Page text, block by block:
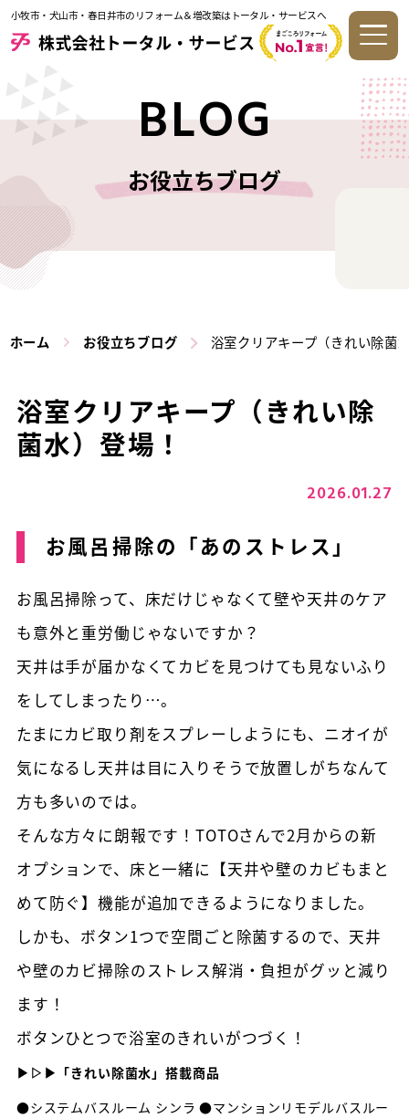
小牧市・犬山市・春日井市のリフォーム＆増改築はトータル・サービスへ
BLOG
お役立ちブログ
ホーム お役立ちブログ 浴室クリアキープ（きれい除菌
浴室クリアキープ（きれい除
菌水）登場！
2026.01.27
お風呂掃除の「あのストレス」
お風呂掃除って、床だけじゃなくて壁や天井のケア
も意外と重労働じゃないですか？
天井は手が届かなくてカビを見つけても見ないふり
をしてしまったり…。
たまにカビ取り剤をスプレーしようにも、ニオイが
気になるし天井は目に入りそうで放置しがちなんて
方も多いのでは。
そんな方々に朗報です！TOTOさんで2月からの新
オプションで、床と一緒に【天井や壁のカビもまと
めて防ぐ】機能が追加できるようになりました。
しかも、ボタン1つで空間ごと除菌するので、天井
や壁のカビ掃除のストレス解消・負担がグッと減り
ます！
ボタンひとつで浴室のきれいがつづく！
▶▷▶「きれい除菌水」搭載商品
●システムバスルーム シンラ ●マンションリモデルバスルー